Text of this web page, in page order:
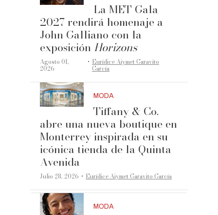
La MET Gala
2027 rendirá homenaje a
John Galliano con la
exposición Horizons
Agosto 01,
2026 ·Eurídice Aiymet Garavito
García
MODA
Tiffany & Co.
abre una nueva boutique en
Monterrey inspirada en su
icónica tienda de la Quinta
Avenida
Julio 28, 2026 ·Eurídice Aiymet Garavito García
MODA